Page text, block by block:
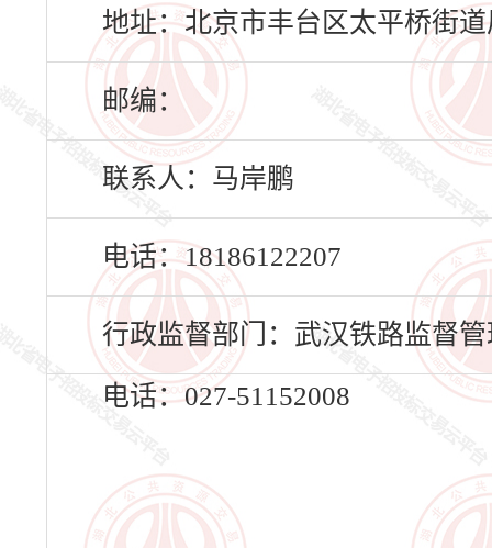
地址：北京市丰台区太平桥街
邮编：
联系人：马岸鹏
电话：18186122207
行政监督部门：武汉铁路监督管
电话：027-51152008